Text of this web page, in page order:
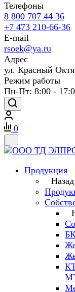
Телефоны
8 800 707 44 36
+7 473 210-66-36
E-mail
rsoek@ya.ru
Адрес
ул. Красный
Режим работы
Пн-Пт: 8:00 -
0
Продукция
Назад